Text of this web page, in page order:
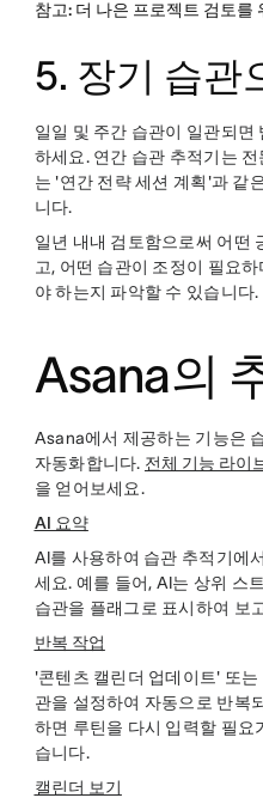
참고: 더 나은 프로젝트 검토를
5. 장기 습관
일일 및 주간 습관이 일관되
하세요. 연간 습관 추적기는
는 '연간 전략 세션 계획'과 같
니다.
일년 내내 검토함으로써 어떤
고, 어떤 습관이 조정이 필요
야 하는지 파악할 수 있습니다.
Asana의
Asana에서 제공하는 기능은
자동화합니다. 전체 기능 라이
을 얻어보세요.
AI 요약
AI를 사용하여 습관 추적기에
세요. 예를 들어, AI는 상위 스
습관을 플래그로 표시하여 보
반복 작업
'콘텐츠 캘린더 업데이트' 또
관을 설정하여 자동으로 반복
하면 루틴을 다시 입력할 필요
습니다.
캘린더 보기